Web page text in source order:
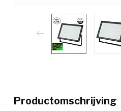
Productomschrijving